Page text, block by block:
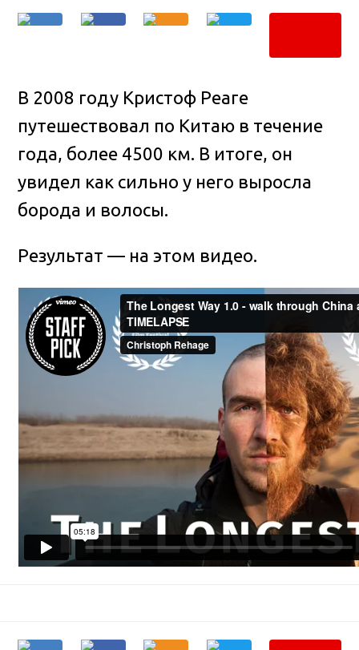
В 2008 году Кристоф Реаге
путешествовал по Китаю в течение
года, более 4500 км. В итоге, он
увидел как сильно у него выросла
борода и волосы.
Результат — на этом видео.